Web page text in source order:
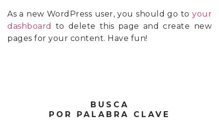
As a new WordPress user, you should go to your
dashboard
to delete this page and create new
pages for your content. Have fun!
BUSCA
POR PALABRA CLAVE